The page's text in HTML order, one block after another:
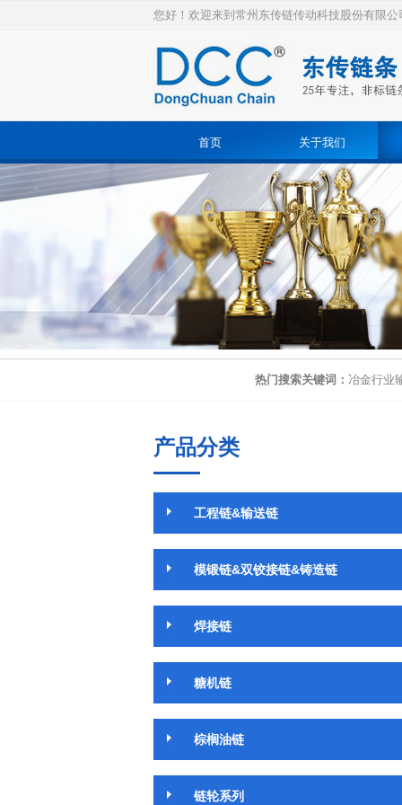
您好！欢迎来到常州东传链传动科技股份有限公
首页 关于我们
热门搜索关键词： 冶金行业
产品分类
工程链&输送链
模锻链&双铰接链&铸造链
焊接链
糖机链
棕榈油链
链轮系列